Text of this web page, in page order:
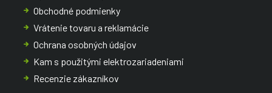
Obchodné podmienky
Vrátenie tovaru a reklamácie
Ochrana osobných údajov
Kam s použitými elektrozariadeniami
Recenzie zákazníkov